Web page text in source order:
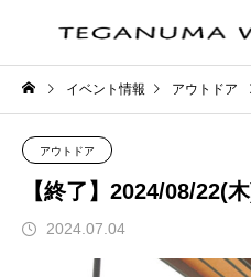
イベント情報 アウトドア
アウトドア
【終了】2024/08/22(
2024.07.04